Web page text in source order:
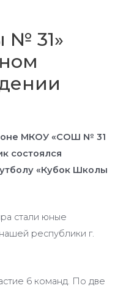
№ 31»
МКОУ «СОШ № 31
состоялся
«Кубок Школы
стали юные
республики г.
6 команд. По две